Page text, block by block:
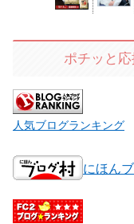
ポチッと応
人気ブログランキング
にほん